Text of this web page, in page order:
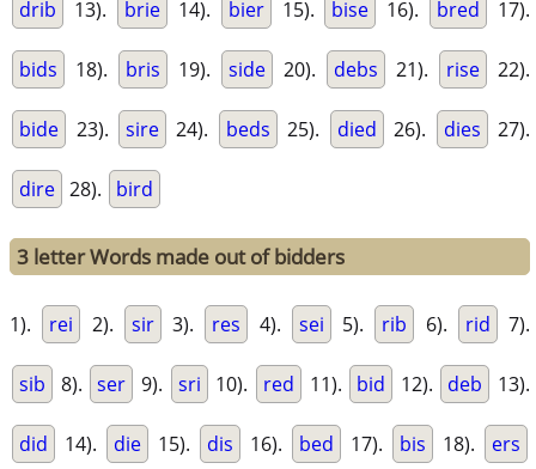
drib 13). brie 14). bier 15). bise 16). bred 17).
bids 18). bris 19). side 20). debs 21). rise 22).
bide 23). sire 24). beds 25). died 26). dies 27).
dire 28). bird
3 letter Words made out of bidders
1). rei 2). sir 3). res 4). sei 5). rib 6). rid 7).
sib 8). ser 9). sri 10). red 11). bid 12). deb 13).
did 14). die 15). dis 16). bed 17). bis 18). ers